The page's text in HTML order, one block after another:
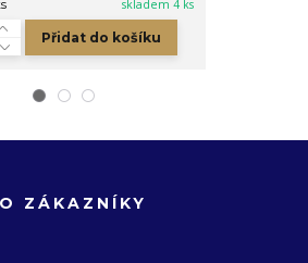
skladem 4 ks
Přidat do košíku
ZÁKAZNÍKY